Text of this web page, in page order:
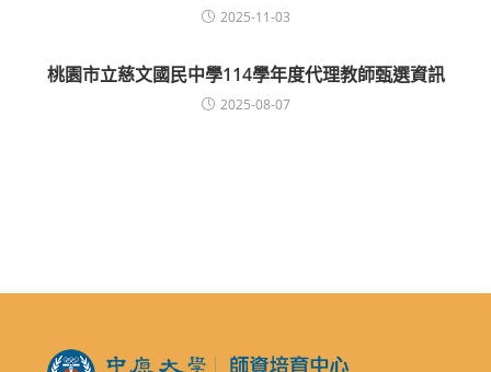
2025-11-03
桃園市立慈文國民中學114學年度代理教師甄選資訊
2025-08-07